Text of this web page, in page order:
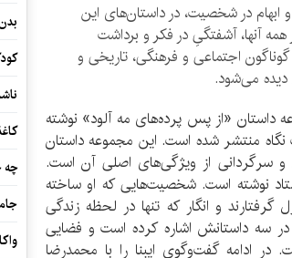
در شخصیت، در داستان‌های این
آنها، آشفتگیِ در فکر و برداشت
اجتماعی و فرهنگی، تاریخی و
می‌شود.
داستان «از پس پرده‌های مه آلود» نوشته
منتشر شده است. این مجموعه داستان
و سرگردانی از ویژگی‌های اصلی آن است.
نوشته است. شخصیت‌هایی که او ساخته
و انگار که تنها در لحظه زندگی
در سه داستانش اشاره کرده است و فضایی
در ادامه گفت‌وگوی ایبنا را با محمدرضا
چه